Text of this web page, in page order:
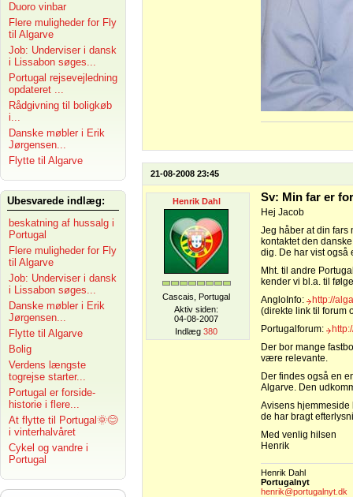
Duoro vinbar
Flere muligheder for Fly
til Algarve
Job: Underviser i dansk
i Lissabon søges...
Portugal rejsevejledning
opdateret ...
Rådgivning til boligkøb
i...
Danske møbler i Erik
Jørgensen...
Flytte til Algarve
Ubesvarede indlæg:
beskatning af hussalg i
Portugal
Flere muligheder for Fly
til Algarve
Job: Underviser i dansk
i Lissabon søges...
Danske møbler i Erik
Jørgensen...
Flytte til Algarve
Bolig
Verdens længste
togrejse starter...
Portugal er forside-
historie i flere...
At flytte til Portugal🌞😊
i vinterhalvåret
Cykel og vandre i
Portugal
21-08-2008 23:45
Henrik Dahl
Cascais, Portugal
Aktiv siden:
04-08-2007
Indlæg 380
Sv: Min far er
Hej Jacob
Jeg håber at din fars
kontaktet den
dig. De har vist også
Mht. til andre
kender vi bl.a. til
AngloInfo:
http://
(direkte link til forum
Portugalforum:
Der bor mange
være relevante.
Der findes også en
Algarve. Den
Avisens
de har bragt
Med venlig hilsen
Henrik
Henrik Dahl
Portugalnyt
henrik@portugalnyt.dk